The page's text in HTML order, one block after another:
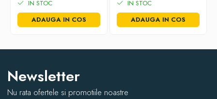
IN STOC
ADAUGA IN COS
IN STOC
ADAUGA IN COS
Newsletter
Nu rata ofertele si promotiile noastre